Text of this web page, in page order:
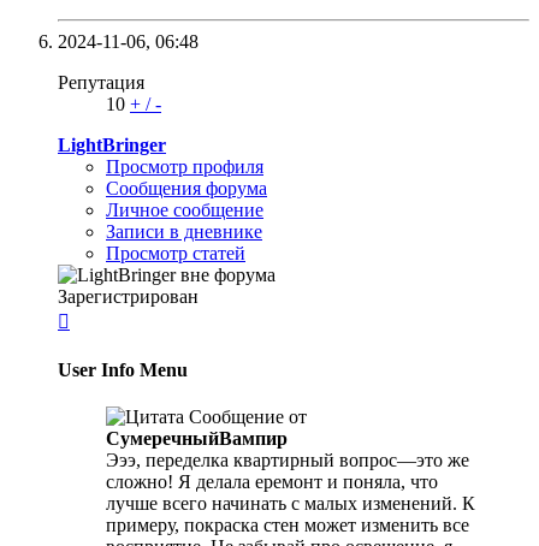
2024-11-06, 06:48
Репутация
10 + /-
LightBringer
Просмотр профиля
Сообщения форума
Личное сообщение
Записи в дневнике
Просмотр статей
Зарегистрирован

User Info Menu
Сообщение от
СумеречныйВампир
Эээ, переделка квартирный вопрос—это же
сложно! Я делала еремонт и поняла, что
лучше всего начинать с малых изменений. К
примеру, покраска стен может изменить все